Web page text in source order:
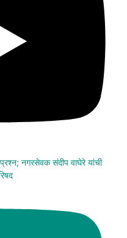
प्रश्न; नगरसेवक संदीप वाघेरे यांची